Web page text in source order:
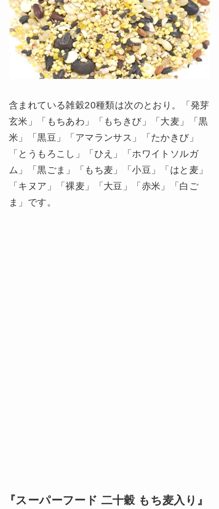
含まれている雑穀20種類は次のとおり。「発芽
玄米」「もちあわ」「もちきび」「大麦」「黒
米」「黒豆」「アマランサス」「たかきび」
「とうもろこし」「ひえ」「ホワイトソルガ
ム」「黒ごま」「もち麦」「小豆」「はと麦」
「キヌア」「裸麦」「大豆」「赤米」「白ご
ま」です。
『スーパーフード 二十穀 もち麦入り』